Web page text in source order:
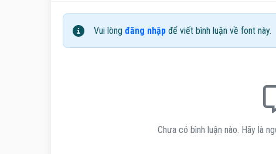
Vui lòng đăng nhập để viết bình luận về font này.
Chưa có bình luận nào. Hãy là